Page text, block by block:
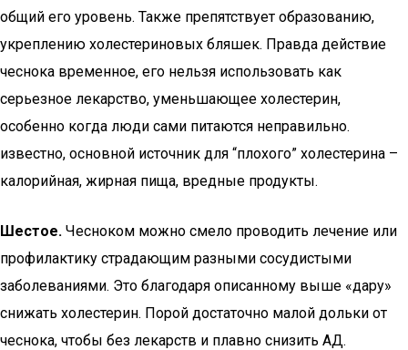
общий его уровень. Также препятствует образованию,
укреплению холестериновых бляшек. Правда действие
чеснока временное, его нельзя использовать как
серьезное лекарство, уменьшающее холестерин,
особенно когда люди сами питаются неправильно.
известно, основной источник для “плохого” холестерина –
калорийная, жирная пища, вредные продукты.
Шестое. Чесноком можно смело проводить лечение или
профилактику страдающим разными сосудистыми
заболеваниями. Это благодаря описанному выше «дару»
снижать холестерин. Порой достаточно малой дольки от
чеснока, чтобы без лекарств и плавно снизить АД.